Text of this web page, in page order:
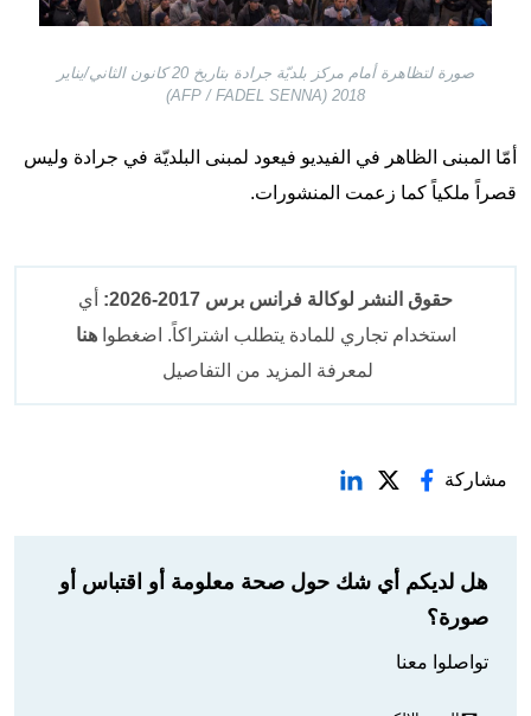
صورة لتظاهرة أمام مركز بلديّة جرادة بتاريخ 20 كانون الثاني/يناير
2018 (AFP / FADEL SENNA)
أمّا المبنى الظاهر في الفيديو فيعود لمبنى البلديّة في جرادة وليس
قصراً ملكياً كما زعمت المنشورات.
حقوق النشر لوكالة فرانس برس 2017-2026:
أي
استخدام تجاري للمادة يتطلب اشتراكاً. اضغطواهنا
لمعرفة المزيد من التفاصيل
مشاركة
هل لديكم أي شك حول صحة معلومة أو اقتباس أو
صورة؟
تواصلوا معنا